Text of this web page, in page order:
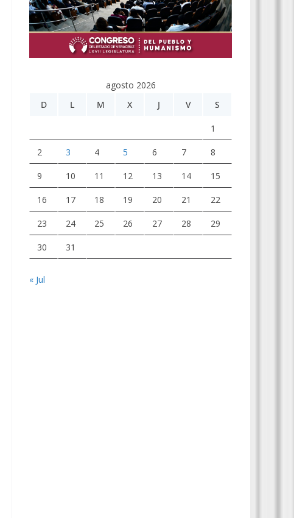
agosto 2026
D
L M X J V S
1
2 3 4 5 6 7 8
9 10 11 12 13 14 15
16 17 18 19 20 21 22
23 24 25 26 27 28 29
30 31
« Jul